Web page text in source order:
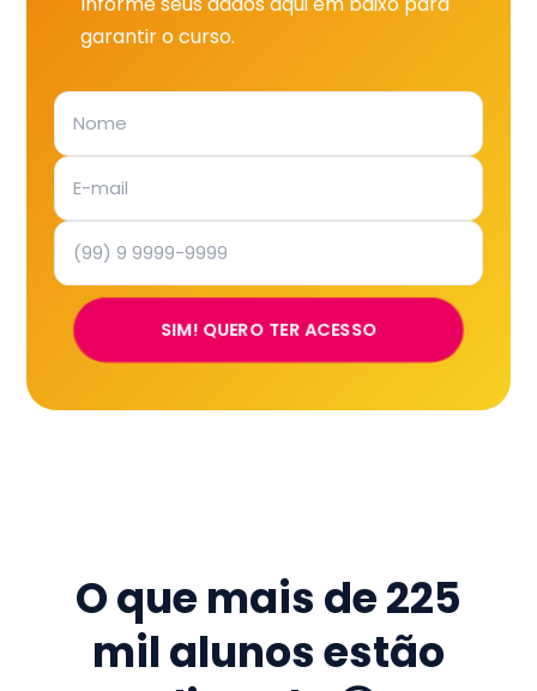
garantir o curso.
SIM! QUERO TER ACESSO
O que mais de225
mil alunos estão